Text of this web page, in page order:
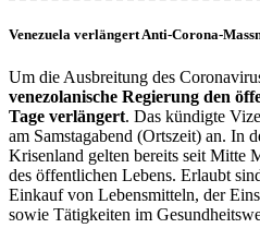
Venezuela verlängert Anti-Corona-
Um die Ausbreitung des
venezolanische Regierung den
Tage verlängert. Das kündigte
am Samstagabend (Ortszeit) an. In
Krisenland gelten bereits seit Mitte
des öffentlichen Lebens. Erlaubt
Einkauf von Lebensmitteln, der
sowie Tätigkeiten im